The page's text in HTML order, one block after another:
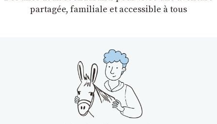
partagée, familiale et accessible à tous